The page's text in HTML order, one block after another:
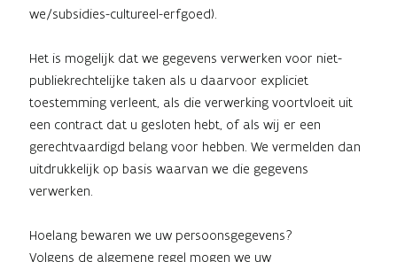
we/subsidies-cultureel-erfgoed).
Het is mogelijk dat we gegevens verwerken voor niet-
publiekrechtelijke taken als u daarvoor expliciet
toestemming verleent, als die verwerking voortvloeit uit
een contract dat u gesloten hebt, of als wij er een
gerechtvaardigd belang voor hebben. We vermelden dan
uitdrukkelijk op basis waarvan we die gegevens
verwerken.
Hoelang bewaren we uw persoonsgegevens?
Volgens de algemene regel mogen we uw